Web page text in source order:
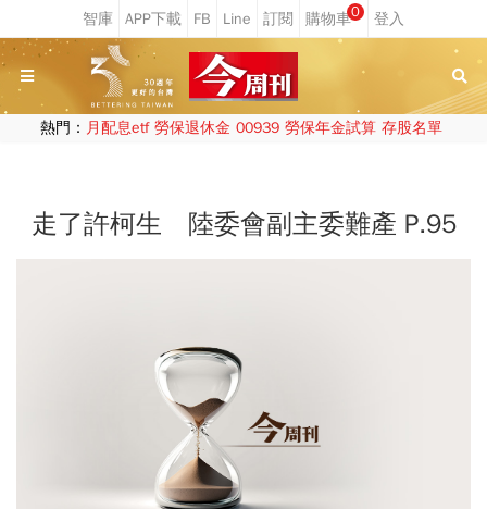
0
熱門： 月配息etf 勞保退休金 00939 勞保年金試算 存股名單
走了許柯生 陸委會副主委難產 P.95